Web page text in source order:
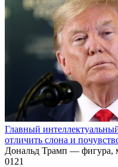
Главный
отличить слона и
Дональд Трамп — фигура,
0121